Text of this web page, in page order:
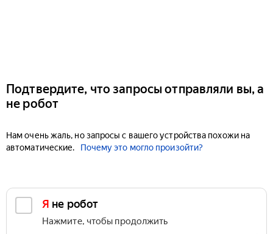
Подтвердите, что запросы отправляли вы, а
не робот
Нам очень жаль, но запросы с вашего устройства похожи на
автоматические.
Почему это могло произойти?
Я не робот
Нажмите, чтобы продолжить